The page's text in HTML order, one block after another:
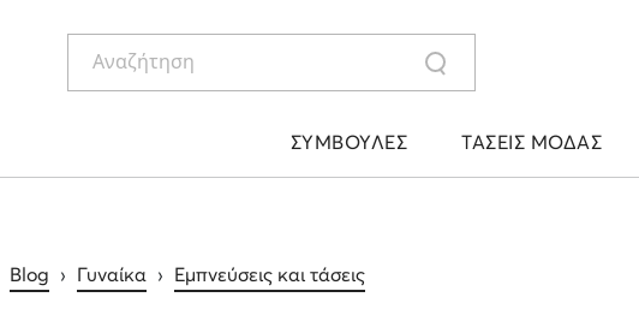
Αναζήτηση
ΣΥΜΒΟΥΛΈΣ ΤΆΣΕΙΣ ΜΌΔΑΣ
Blog › Γυναίκα › Εμπνεύσεις και τάσεις